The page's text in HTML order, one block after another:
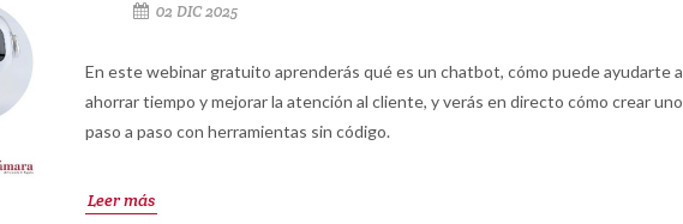
02 DIC 2025
En este webinar gratuito aprenderás qué es un chatbot, cómo puede ayudarte a
ahorrar tiempo y mejorar la atención al cliente, y verás en directo cómo crear uno
paso a paso con herramientas sin código.
Leer más